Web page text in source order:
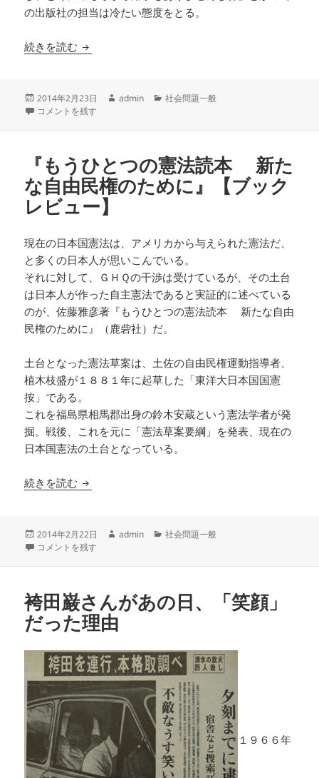
の出版社の担当は冷たい態度をとる。
続きを読む 囁かれ始めた猪瀬直樹暗殺計画
投
稿
2014年2月23日
作
admin
カ
社会問題一般
囁かれ始めた猪瀬直樹暗殺計画 に
コメントを残す
『もうひとつの憲法読本 新た
な自由民権のために』【ブック
レビュー】
現在の日本国憲法は、アメリカから与えられた憲法だ、
と多くの日本人が思いこんでいる。
それに対して、ＧＨＱの干渉は受けているが、その土台
は日本人が作った自主憲法であると実証的に述べている
のが、佐藤雅彦著『もうひとつの憲法読本 新たな自由
民権のために』（鹿砦社）だ。
土台となった憲法草案は、土佐の自由民権運動指導者、
植木枝盛が１８８１年に起草した「東洋大日本国国憲
按」である。
これを福島県相馬郡出身の鈴木安蔵という憲法学者が発
掘。戦後、これを元に「憲法草案要綱」を発表、現在の
日本国憲法の土台となっている。
続きを読む 『もうひとつの憲法読本 新たな自由民権のた
投
稿
2014年2月22日
作
admin
カ
社会問題一般
『もうひとつの憲法読本 新たな自由民権のために』【ブックレビュー
コメントを残す
袴田巌さんがあの日、「笑顔」
だった理由
１９６６年